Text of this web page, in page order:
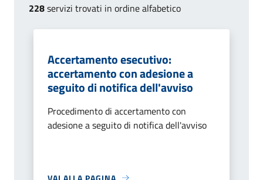
228servizi trovati in ordine alfabetico
Accertamento esecutivo:
accertamento con adesione a
seguito di notifica dell'avviso
Procedimento di accertamento con
adesione a seguito di notifica dell'avviso